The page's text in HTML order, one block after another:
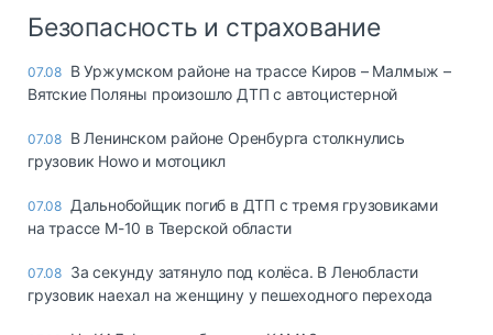
Безопасность и страхование
07.08 В Уржумском районе на трассе Киров – Малмыж –
Вятские Поляны произошло ДТП с автоцистерной
07.08 В Ленинском районе Оренбурга столкнулись
грузовик Howo и мотоцикл
07.08 Дальнобойщик погиб в ДТП с тремя грузовиками
на трассе М-10 в Тверской области
07.08 За секунду затянуло под колёса. В Ленобласти
грузовик наехал на женщину у пешеходного перехода